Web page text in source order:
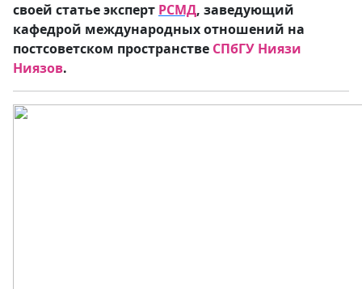
своей статье эксперт РСМД, заведующий
кафедрой международных отношений на
постсоветском пространстве СПбГУ Ниязи
Ниязов.